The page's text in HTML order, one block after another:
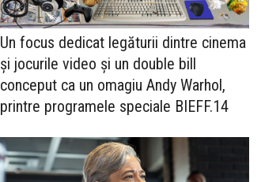
Un focus dedicat legăturii dintre cinema
și jocurile video și un double bill
conceput ca un omagiu Andy Warhol,
printre programele speciale BIEFF.14